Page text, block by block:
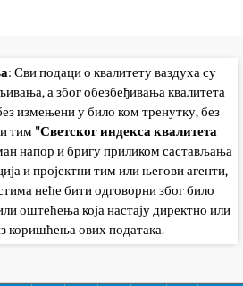
: Сви подаци о квалитету ваздуха су
а због обезбеђивања квалитета
измењени у било ком тренутку, без
тим "Светског индекса квалитета
напор и бригу приликом састављања
и пројектни тим или његови агенти,
неће бити одговорни због било
оштећења која настају директно или
коришћења ових података.